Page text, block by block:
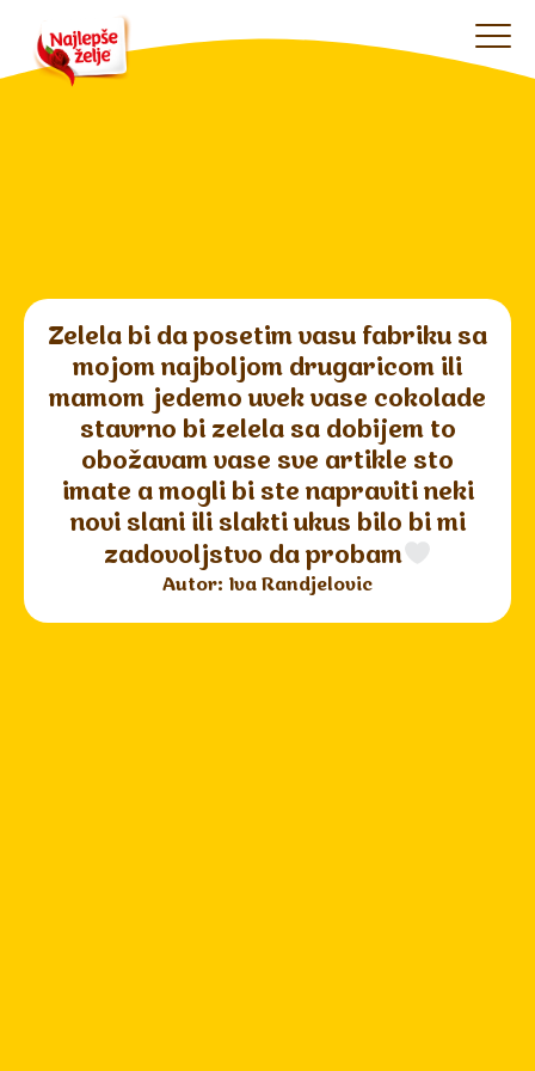
Zelela bi da posetim vasu fabriku sa
mojom najboljom drugaricom ili
mamom jedemo uvek vase cokolade
stavrno bi zelela sa dobijem to
obožavam vase sve artikle sto
imate a mogli bi ste napraviti neki
novi slani ili slakti ukus bilo bi mi
zadovoljstvo da probam
Autor: Iva Randjelovic